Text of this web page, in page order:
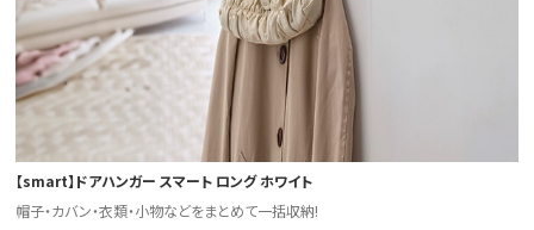
【smart】ドアハンガー スマート ロング ホワイト
帽子・カバン・衣類・小物などをまとめて一括収納!